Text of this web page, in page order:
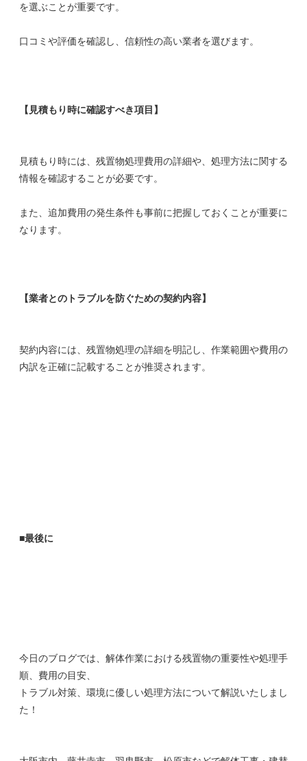
を選ぶことが重要です。
口コミや評価を確認し、信頼性の高い業者を選びます。
【見積もり時に確認すべき項目】
見積もり時には、残置物処理費用の詳細や、処理方法に関する
情報を確認することが必要です。
また、追加費用の発生条件も事前に把握しておくことが重要に
なります。
【業者とのトラブルを防ぐための契約内容】
契約内容には、残置物処理の詳細を明記し、作業範囲や費用の
内訳を正確に記載することが推奨されます。
■最後に
今日のブログでは、解体作業における残置物の重要性や処理手
順、費用の目安、
トラブル対策、環境に優しい処理方法について解説いたしまし
た！